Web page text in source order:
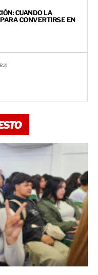
CUANDO LA
CONVERTIRSE EN